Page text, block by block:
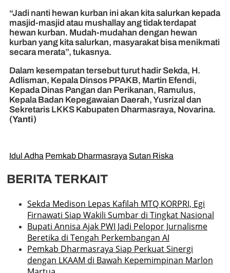
“Jadi nanti hewan kurban ini akan kita salurkan kepada
masjid-masjid atau mushallay ang tidak terdapat
hewan kurban. Mudah-mudahan dengan hewan
kurban yang kita salurkan, masyarakat bisa menikmati
secara merata”, tukasnya.
Dalam kesempatan tersebut turut hadir Sekda, H.
Adlisman, Kepala Dinsos PPAKB, Martin Efendi,
Kepada Dinas Pangan dan Perikanan, Ramulus,
Kepala Badan Kepegawaian Daerah, Yusrizal dan
Sekretaris LKKS Kabupaten Dharmasraya, Novarina.
(Yanti)
Idul Adha Pemkab Dharmasraya Sutan Riska
BERITA TERKAIT
Sekda Medison Lepas Kafilah MTQ KORPRI, Egi
Firnawati Siap Wakili Sumbar di Tingkat Nasional
Bupati Annisa Ajak PWI Jadi Pelopor Jurnalisme
Beretika di Tengah Perkembangan AI
Pemkab Dharmasraya Siap Perkuat Sinergi
dengan LKAAM di Bawah Kepemimpinan Marlon